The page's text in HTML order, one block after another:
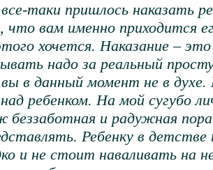
таки пришлось наказать
что вам именно приходится
хочется. Наказание –
надо за реальный
в данный момент не в духе.
ребенком. На мой сугубо
беззаботная и радужная
Ребенку в детстве
и не стоит наваливать на